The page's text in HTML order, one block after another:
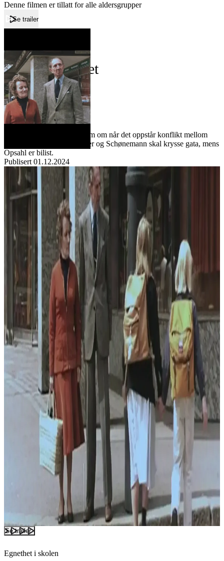
Denne filmen er tillatt for alle aldersgrupper
Se trailer
Fotgjengerfeltet
Film
Forfatter:
Leverandør:
Norgesfilm AS
Lisens:
Humoristisk opplysningsfilm om når det oppstår konflikt mellom
fotgjengere og bilister. Juster og Schønemann skal krysse gata, mens
Opsahl er bilist.
Publisert 01.12.2024
Se trailer
Egnethet i skolen